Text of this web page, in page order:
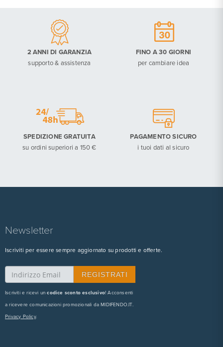
2 ANNI DI GARANZIA
supporto & assistenza
FINO A 30 GIORNI
per cambiare idea
SPEDIZIONE GRATUITA
su ordini superiori a 150 €
PAGAMENTO SICURO
i tuoi dati al sicuro
Newsletter
Iscriviti per essere sempre aggiornato su prodotti e offerte.
Iscriviti e ricevi uncodice sconto esclusivo! Acconsenti
a ricevere comunicazioni promozionali da MIDIFENDO.IT.
Privacy Policy.